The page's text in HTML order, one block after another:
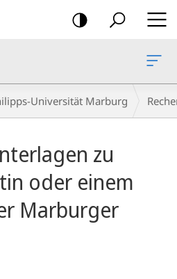
Universität Marburg
zu
oder einem
Marburger